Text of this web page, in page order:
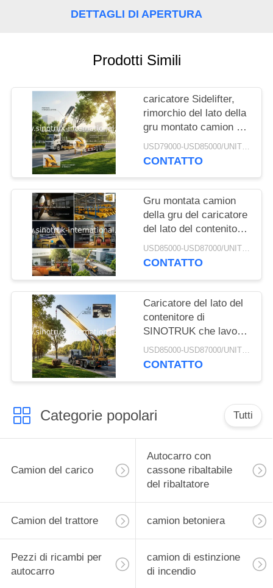
SULLA
PRIVACY
DETTAGLI DI APERTURA
Prodotti Simili
caricatore Sidelifter,
rimorchio del lato della
gru montato camion di
20ft 40ft dei semi di
caricamento di auto del
USD79000-USD85000/UNIT)negotiation MOQ:1 UNITÀ
CONTATTO
Gru montata camion
della gru del caricatore
del lato del contenitore
di 37 T con il circuito
idraulico
USD85000-USD87000/UNIT)negotiation MOQ:1 UNITÀ
CONTATTO
Caricatore del lato del
contenitore di
SINOTRUK che lavora
con il telaio del camion
del carico di HOWO
USD85000-USD87000/UNIT)negotiation MOQ:1 UNITÀ
CONTATTO
Categorie popolari Tutti
Camion del carico
Autocarro con
cassone ribaltabile
del ribaltatore
Camion del trattore camion betoniera
Pezzi di ricambi per
autocarro
camion di estinzione
di incendio